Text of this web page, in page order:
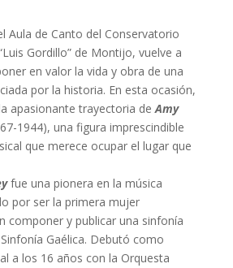
Aula de Canto del Conservatorio
Gordillo” de Montijo, vuelve a
en valor la vida y obra de una
por la historia. En esta ocasión,
apasionante trayectoria deAmy
1944), una figura imprescindible
que merece ocupar el lugar que
fue una pionera en la música
por ser la primera mujer
componer y publicar una sinfonía
Gaélica. Debutó como
a los 16 años con la Orquesta